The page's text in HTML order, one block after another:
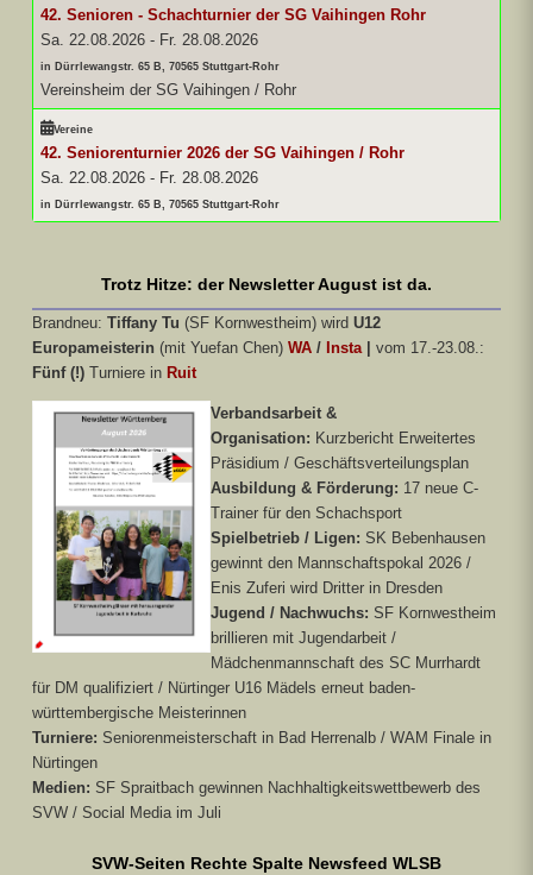
42. Senioren - Schachturnier der SG Vaihingen Rohr
Sa. 22.08.2026 - Fr. 28.08.2026
in Dürrlewangstr. 65 B, 70565 Stuttgart-Rohr
Vereinsheim der SG Vaihingen / Rohr
Vereine
42. Seniorenturnier 2026 der SG Vaihingen / Rohr
Sa. 22.08.2026 - Fr. 28.08.2026
in Dürrlewangstr. 65 B, 70565 Stuttgart-Rohr
Trotz Hitze: der Newsletter August ist da.
Brandneu: Tiffany Tu (SF Kornwestheim) wird U12
Europameisterin (mit Yuefan Chen) WA / Insta| vom 17.-23.08.:
Fünf (!) Turniere in Ruit
Verbandsarbeit &
Organisation: Kurzbericht Erweitertes
Präsidium / Geschäftsverteilungsplan
Ausbildung & Förderung: 17 neue C-
Trainer für den Schachsport
Spielbetrieb / Ligen: SK Bebenhausen
gewinnt den Mannschaftspokal 2026 /
Enis Zuferi wird Dritter in Dresden
Jugend / Nachwuchs: SF Kornwestheim
brillieren mit Jugendarbeit /
Mädchenmannschaft des SC Murrhardt
für DM qualifiziert / Nürtinger U16 Mädels erneut baden-
württembergische Meisterinnen
Turniere: Seniorenmeisterschaft in Bad Herrenalb / WAM Finale in
Nürtingen
Medien: SF Spraitbach gewinnen Nachhaltigkeitswettbewerb des
SVW / Social Media im Juli
SVW-Seiten Rechte Spalte Newsfeed WLSB